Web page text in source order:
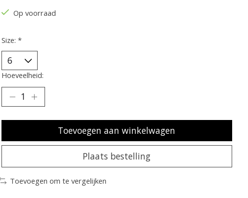
Op voorraad
Size: *
Hoeveelheid:
Toevoegen aan winkelwagen
Plaats bestelling
Toevoegen om te vergelijken